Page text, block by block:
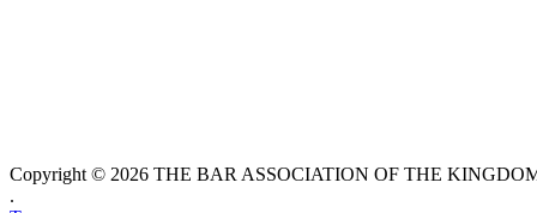
Copyright © 2026 THE BAR ASSOCIATION OF THE
.